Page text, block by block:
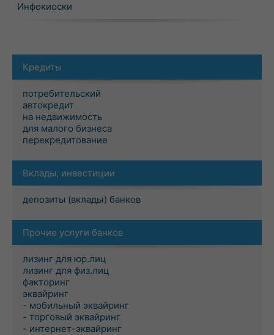
Инфокиоски
Кредиты
потребительский
автокредит
на недвижимость
для малого бизнеса
перекредитование
Вклады, инвестиции
депозиты (вклады) банков
Прочие услуги банков
лизинг для юр.лиц
лизинг для физ.лиц
факторинг
эквайринг
- мобильный эквайринг
- торговый эквайринг
- интернет-эквайринг